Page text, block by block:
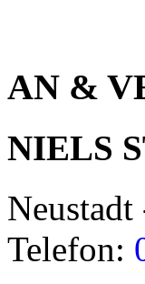
AN &
NIELS
Telefon: